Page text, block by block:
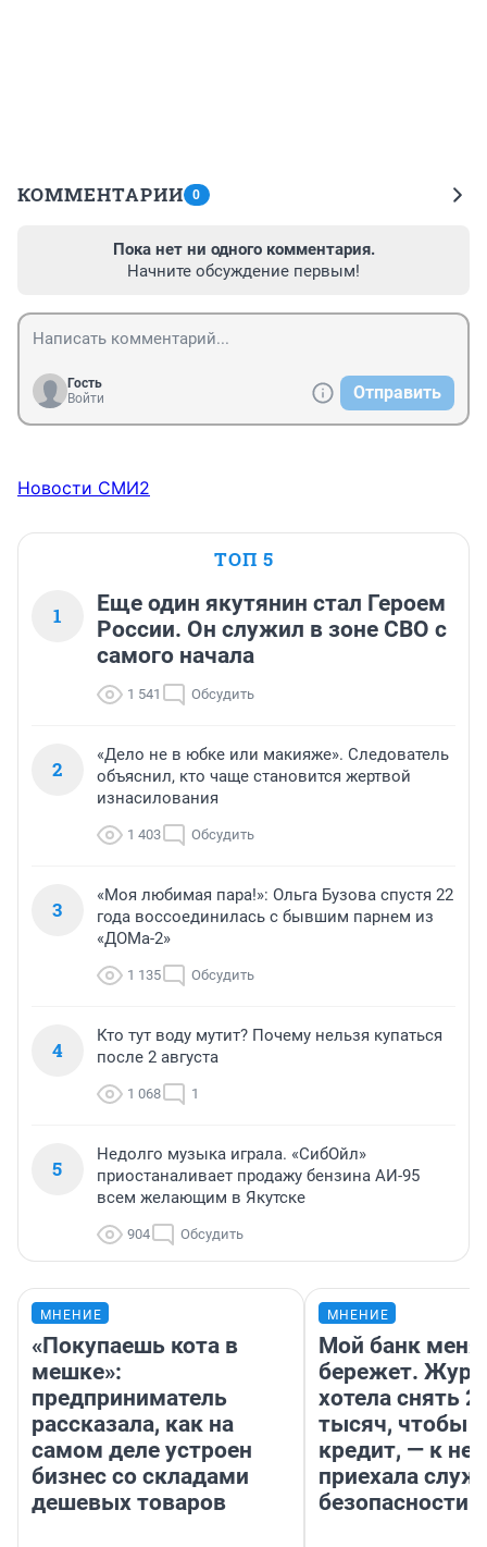
КОММЕНТАРИИ 0
Пока нет ни одного комментария.
Начните обсуждение первым!
Гость
Войти
Отправить
Новости СМИ2
ТОП 5
1
Еще один якутянин стал Героем
России. Он служил в зоне СВО с
самого начала
1 541 Обсудить
2
«Дело не в юбке или макияже». Следователь
объяснил, кто чаще становится жертвой
изнасилования
1 403 Обсудить
3
«Моя любимая пара!»: Ольга Бузова спустя 22
года воссоединилась с бывшим парнем из
«ДОМа-2»
1 135 Обсудить
4
Кто тут воду мутит? Почему нельзя купаться
после 2 августа
1 068 1
5
Недолго музыка играла. «СибОйл»
приостаналивает продажу бензина АИ-95
всем желающим в Якутске
904 Обсудить
МНЕНИЕ
«Покупаешь кота в
мешке»:
предприниматель
рассказала, как на
самом деле устроен
бизнес со складами
дешевых товаров
МНЕНИЕ
Мой банк меня
бережет.
хотела снять
тысяч, чтобы
кредит, — к
приехала
безопасности